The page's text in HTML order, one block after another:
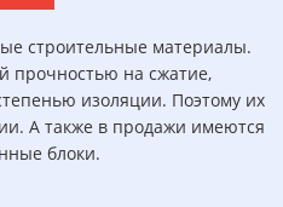
строительные материалы.
прочностью на сжатие,
изоляции. Поэтому их
А также в продажи имеются
блоки.